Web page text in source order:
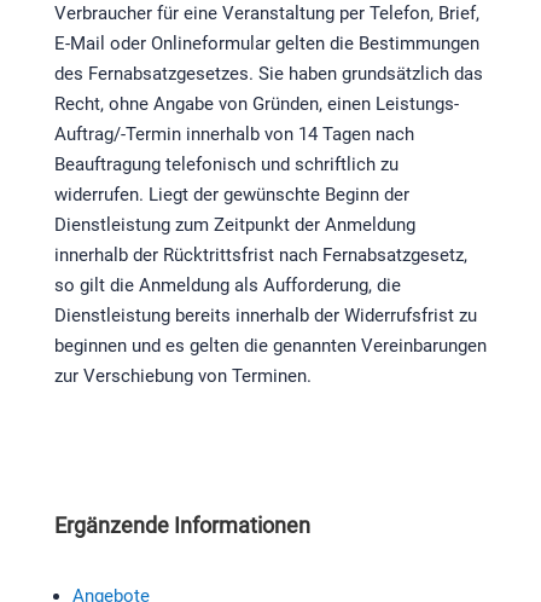
Verbraucher für eine Veranstaltung per Telefon, Brief,
E-Mail oder Onlineformular gelten die Bestimmungen
des Fernabsatzgesetzes. Sie haben grundsätzlich das
Recht, ohne Angabe von Gründen, einen Leistungs-
Auftrag/-Termin innerhalb von 14 Tagen nach
Beauftragung telefonisch und schriftlich zu
widerrufen. Liegt der gewünschte Beginn der
Dienstleistung zum Zeitpunkt der Anmeldung
innerhalb der Rücktrittsfrist nach Fernabsatzgesetz,
so gilt die Anmeldung als Aufforderung, die
Dienstleistung bereits innerhalb der Widerrufsfrist zu
beginnen und es gelten die genannten Vereinbarungen
zur Verschiebung von Terminen.
Ergänzende Informationen
Angebote